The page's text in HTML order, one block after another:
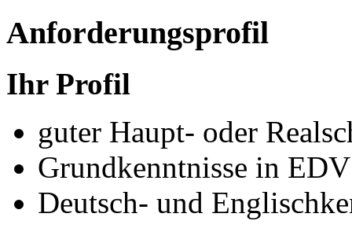
Anforderungsprofil
Ihr Profil
guter Haupt- oder
Grundkenntnisse in EDV
Deutsch- und